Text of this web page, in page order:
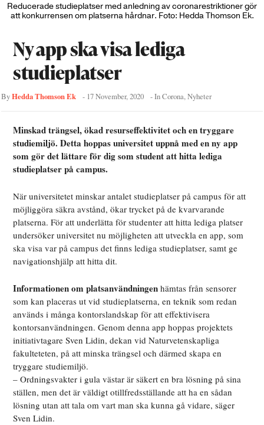
Reducerade studieplatser med anledning av coronarestriktioner gör
att konkurrensen om platserna hårdnar. Foto: Hedda Thomson Ek.
Ny app ska visa lediga
studieplatser
ByHedda Thomson Ek - 17 November, 2020 - InCorona,Nyheter
Minskad trängsel, ökad resurseffektivitet och en tryggare
studiemiljö. Detta hoppas universitet uppnå med en ny app
som gör det lättare för dig som student att hitta lediga
studieplatser på campus.
När universitetet minskar antalet studieplatser på campus för att
möjliggöra säkra avstånd, ökar trycket på de kvarvarande
platserna. För att underlätta för studenter att hitta lediga platser
undersöker universitet nu möjligheten att utveckla en app, som
ska visa var på campus det finns lediga studieplatser, samt ge
navigationshjälp att hitta dit.
Informationen om platsanvändningen hämtas från sensorer
som kan placeras ut vid studieplatserna, en teknik som redan
används i många kontorslandskap för att effektivisera
kontorsanvändningen. Genom denna app hoppas projektets
initiativtagare Sven Lidin, dekan vid Naturvetenskapliga
fakulteteten, på att minska trängsel och därmed skapa en
tryggare studiemiljö.
– Ordningsvakter i gula västar är säkert en bra lösning på sina
ställen, men det är väldigt otillfredsställande att ha en sådan
lösning utan att tala om vart man ska kunna gå vidare, säger
Sven Lidin.